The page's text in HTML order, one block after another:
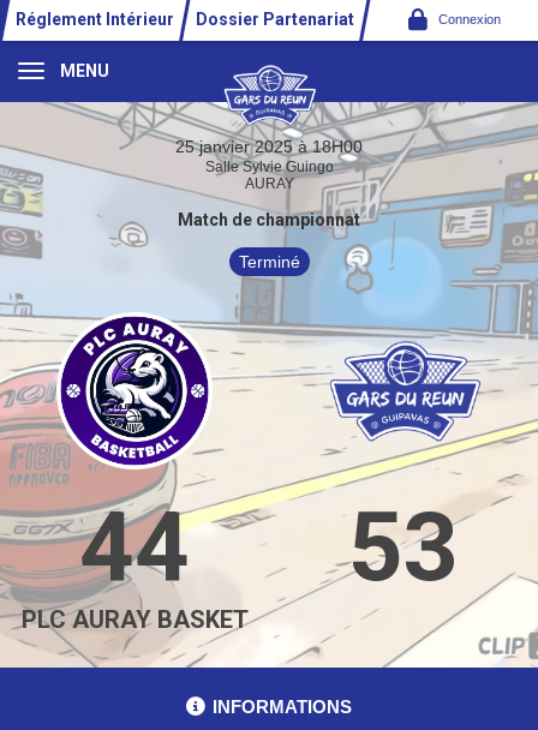
Réglement Intérieur Dossier Partenariat Connexion
MENU
25 janvier 2025 à 18H00
Salle Sylvie Guingo
AURAY
Match de championnat
Terminé
44 53
PLC AURAY BASKET
INFORMATIONS
Panneau de gestion des cookies